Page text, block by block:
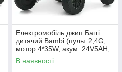
Електромобіль джип Баггі
дитячий Bambi (пульт 2,4G,
мотор 4*35W, акум. 24V5AH,
EVA, TF) JS330EBLR-2-
4(24V) Чорно-синій
В наявності